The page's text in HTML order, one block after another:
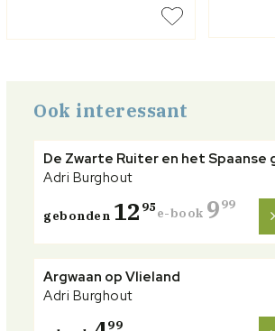
Ook interessant
De Zwarte Ruiter en het Spaanse
Adri Burghout
gebonden 12 95e-book 999
Argwaan op Vlieland
Adri Burghout
99